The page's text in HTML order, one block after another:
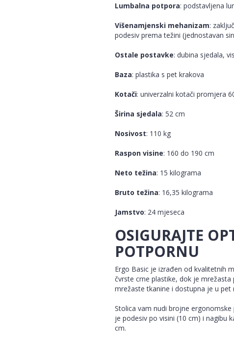
Lumbalna potpora: podstavljena
Višenamjenski mehanizam:
podesiv prema težini (jednostavan
Ostale postavke: dubina sjedala,
Baza: plastika s pet krakova
Kotači: univerzalni kotači promjera
Širina sjedala: 52 cm
Nosivost: 110 kg
Raspon visine: 160 do 190 cm
Neto težina: 15 kilograma
Bruto težina: 16,35 kilograma
Jamstvo: 24 mjeseca
OSIGURAJTE
POTPORNU
Ergo Basic je izrađen od kvalitetnih
čvrste crne plastike, dok je
mrežaste tkanine i dostupna je u
Stolica vam nudi brojne
je podesiv po visini (10 cm) i nagibu
cm.